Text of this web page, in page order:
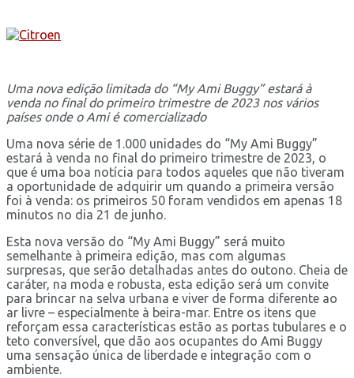
Uma nova edição limitada do “My Ami Buggy” estará à
venda no final do primeiro trimestre de 2023 nos vários
países onde o Ami é comercializado
Uma nova série de 1.000 unidades do “My Ami Buggy”
estará à venda no final do primeiro trimestre de 2023, o
que é uma boa notícia para todos aqueles que não tiveram
a oportunidade de adquirir um quando a primeira versão
foi à venda: os primeiros 50 foram vendidos em apenas 18
minutos no dia 21 de junho.
Esta nova versão do “My Ami Buggy” será muito
semelhante à primeira edição, mas com algumas
surpresas, que serão detalhadas antes do outono. Cheia de
caráter, na moda e robusta, esta edição será um convite
para brincar na selva urbana e viver de forma diferente ao
ar livre – especialmente à beira-mar. Entre os itens que
reforçam essa características estão as portas tubulares e o
teto conversível, que dão aos ocupantes do Ami Buggy
uma sensação única de liberdade e integração com o
ambiente.